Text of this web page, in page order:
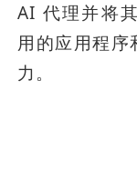
AI 代理并将
用的应用程
力。